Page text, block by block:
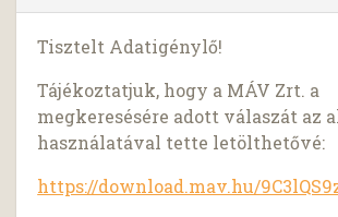
Tisztelt Adatigénylő!
Tájékoztatjuk, hogy a MÁV Zrt. a
megkeresésére adott válaszát az
használatával tette letölthetővé:
https://download.mav.hu/